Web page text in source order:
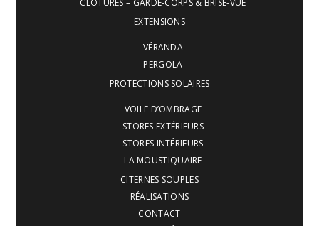
EXTENSIONS
VÉRANDA
PERGOLA
PROTECTIONS SOLAIRES
VOILE D’OMBRAGE
STORES EXTÉRIEURS
STORES INTÉRIEURS
LA MOUSTIQUAIRE
CITERNES SOUPLES
RÉALISATIONS
CONTACT